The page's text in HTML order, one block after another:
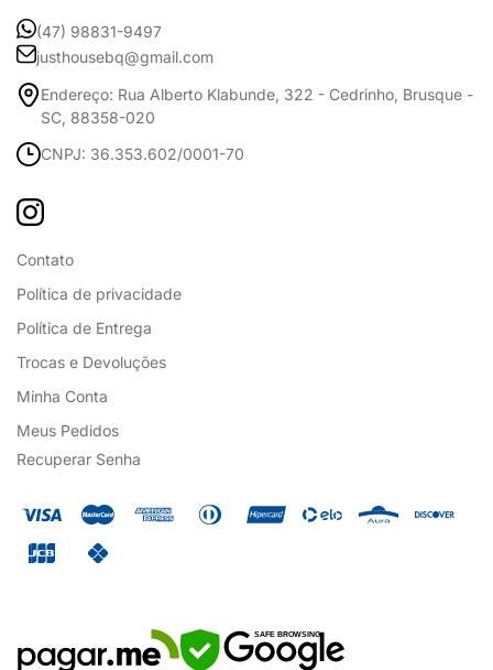
(47) 98831-9497
justhousebq@gmail.com
Endereço: Rua Alberto Klabunde, 322 - Cedrinho, Brusque -
SC, 88358-020
CNPJ: 36.353.602/0001-70
Contato
Política de privacidade
Política de Entrega
Trocas e Devoluções
Minha Conta
Meus Pedidos
Recuperar Senha
SAFE BROWSING